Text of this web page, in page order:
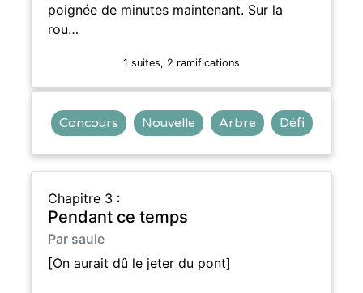
poignée de minutes maintenant. Sur la
rou…
1 suites, 2 ramifications
Concours Nouvelle Arbre Défi
Chapitre 3 :
Pendant ce temps
Par saule
[On aurait dû le jeter du pont]